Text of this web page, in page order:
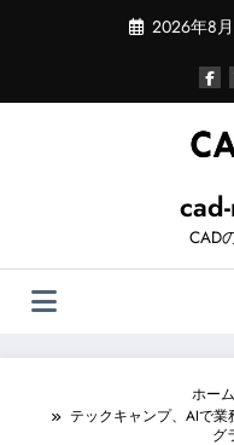
ツ
2026年8
CAD
ホーム
テックキャンプ、AIで業
グ